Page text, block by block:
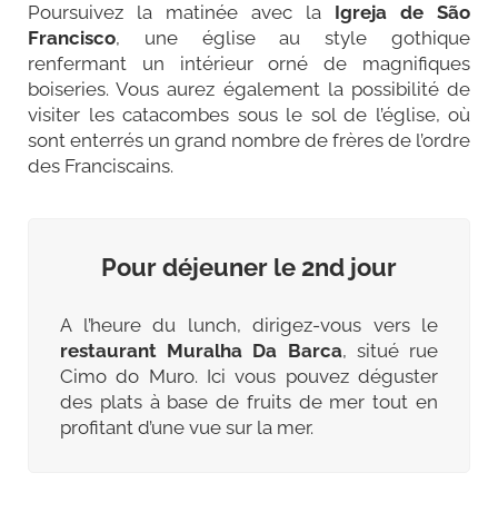
Poursuivez la matinée avec la Igreja de São
Francisco, une église au style gothique
renfermant un intérieur orné de magnifiques
boiseries. Vous aurez également la possibilité de
visiter les catacombes sous le sol de l’église, où
sont enterrés un grand nombre de frères de l’ordre
des Franciscains.
Pour déjeuner le 2nd jour
A l’heure du lunch, dirigez-vous vers le
restaurant Muralha Da Barca, situé rue
Cimo do Muro. Ici vous pouvez déguster
des plats à base de fruits de mer tout en
profitant d’une vue sur la mer.